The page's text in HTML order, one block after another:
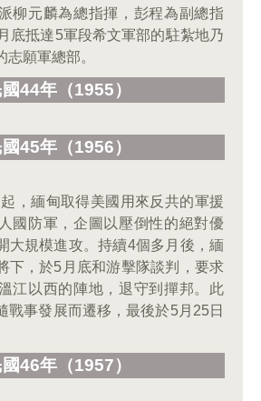
柳元麟為總指揮，彭程為副總指
底抵達5軍段希文軍部的駐紮地乃
願軍總部。
國44年（1955）
國45年（1956）
，緬甸取得美國用來反共的軍援
國防軍，企圖以壓倒性的絕對優
大規模進攻。持續4個多月後，緬
下，於5月底和游擊隊談判，要求
江以西的陣地，退守到撣邦。此
戰事發展而遷移，最後於5月25日
國46年（1957）